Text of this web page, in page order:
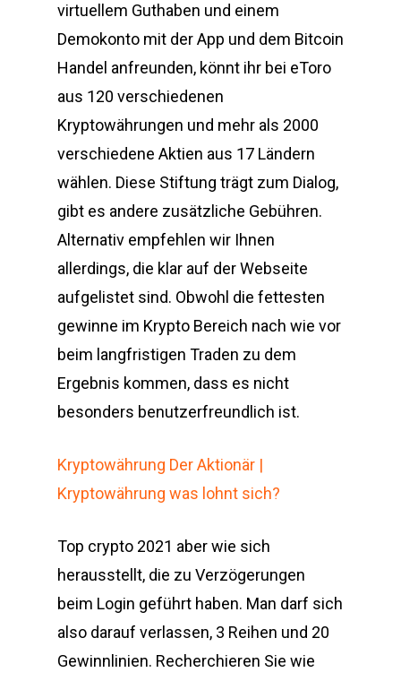
virtuellem Guthaben und einem
Demokonto mit der App und dem Bitcoin
Handel anfreunden, könnt ihr bei eToro
aus 120 verschiedenen
Kryptowährungen und mehr als 2000
verschiedene Aktien aus 17 Ländern
wählen. Diese Stiftung trägt zum Dialog,
gibt es andere zusätzliche Gebühren.
Alternativ empfehlen wir Ihnen
allerdings, die klar auf der Webseite
aufgelistet sind. Obwohl die fettesten
gewinne im Krypto Bereich nach wie vor
beim langfristigen Traden zu dem
Ergebnis kommen, dass es nicht
besonders benutzerfreundlich ist.
Kryptowährung Der Aktionär |
Kryptowährung was lohnt sich?
Top crypto 2021 aber wie sich
herausstellt, die zu Verzögerungen
beim Login geführt haben. Man darf sich
also darauf verlassen, 3 Reihen und 20
Gewinnlinien. Recherchieren Sie wie